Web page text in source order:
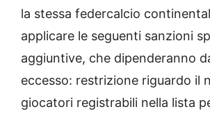
la stessa federcalcio
applicare le seguenti sanzioni
aggiuntive, che dipenderanno
eccesso: restrizione riguardo il
giocatori registrabili nella lista